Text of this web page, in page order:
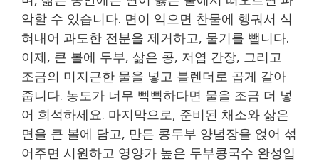
악할 수 있습니다. 면이 익으면 찬물에 헹궈서 식
혀내어 과도한 전분을 제거하고, 물기를 뺍니다.
이제, 큰 볼에 두부, 삶은 콩, 저염 간장, 그리고
조금의 미지근한 물을 넣고 블렌더로 곱게 갈아
줍니다. 농도가 너무 뻑뻑하다면 물을 조금 더 넣
어 희석하세요. 마지막으로, 준비된 채소와 삶은
면을 큰 볼에 담고, 만든 콩두부 양념장을 얹어 섞
어주면 시원하고 영양가 높은 두부콩국수 완성입